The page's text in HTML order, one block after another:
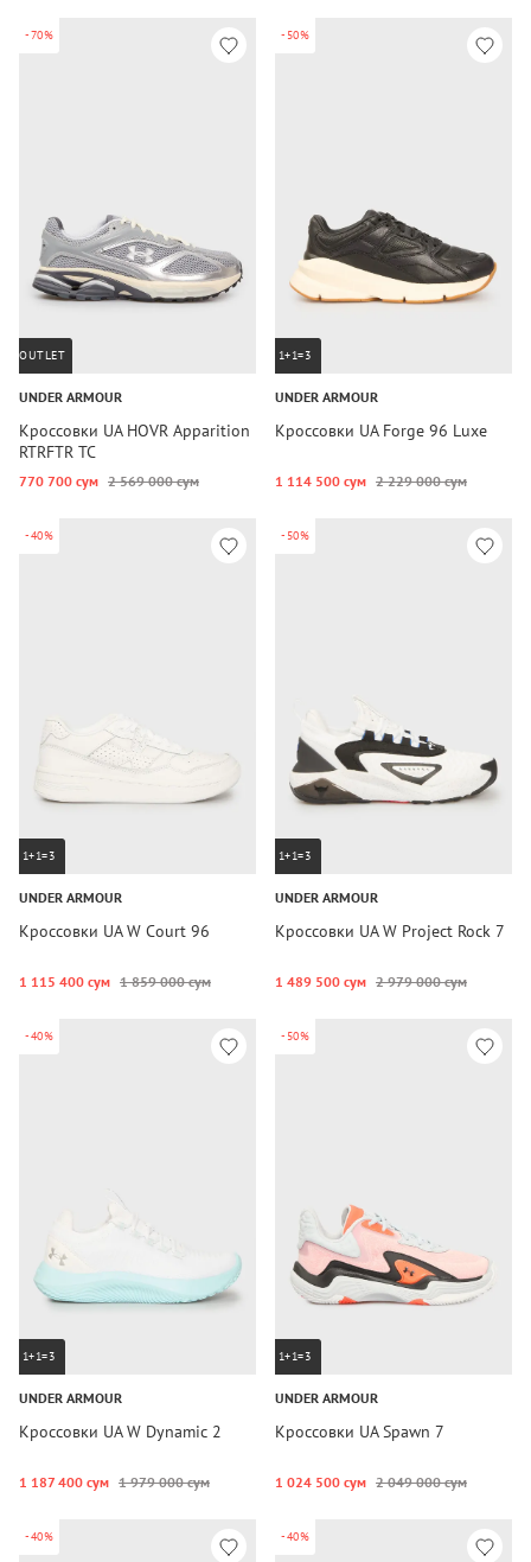
-70%
OUTLET
UNDER ARMOUR
Кроссовки UA HOVR Apparition
RTRFTR TC
770 700 сум 2 569 000 сум
-50%
1+1=3
UNDER ARMOUR
Кроссовки UA Forge 96 Luxe
1 114 500 сум 2 229 000 сум
-40%
1+1=3
UNDER ARMOUR
Кроссовки UA W Court 96
1 115 400 сум 1 859 000 сум
-50%
1+1=3
UNDER ARMOUR
Кроссовки UA W Project Rock 7
1 489 500 сум 2 979 000 сум
-40%
1+1=3
UNDER ARMOUR
Кроссовки UA W Dynamic 2
1 187 400 сум 1 979 000 сум
-50%
1+1=3
UNDER ARMOUR
Кроссовки UA Spawn 7
1 024 500 сум 2 049 000 сум
-40% -40%